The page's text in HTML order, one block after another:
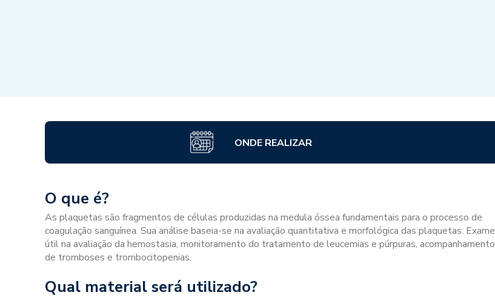
ONDE REALIZAR
O que é?
As plaquetas são fragmentos de células produzidas na medula óssea fundamentais para o processo de
coagulação sanguínea. Sua análise baseia-se na avaliação quantitativa e morfológica das plaquetas. Exame
útil na avaliação da hemostasia, monitoramento do tratamento de leucemias e púrpuras, acompanhamento
de tromboses e trombocitopenias.
Qual material será utilizado?